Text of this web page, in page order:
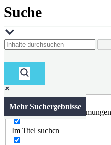
Suche
Mehr Suchergebnisse
Nur exakte Übereinstimmungen
Im Titel suchen